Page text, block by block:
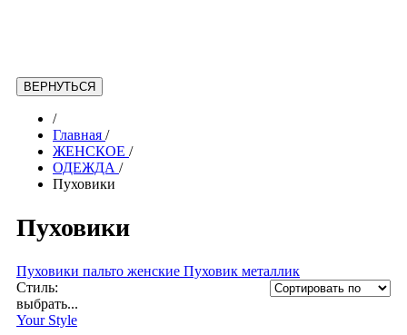
/
Главная /
ЖЕНСКОЕ /
ОДЕЖДА /
Пуховики
Пуховики
Пуховики пальто женские Пуховик металлик
Стиль:
выбрать...
Your Style